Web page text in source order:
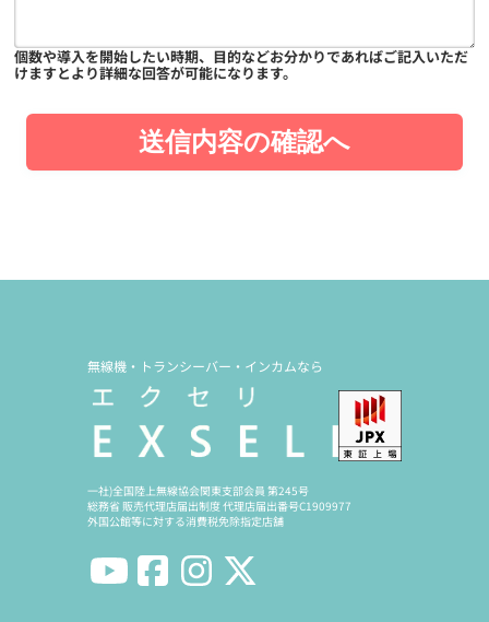
個数や導入を開始したい時期、目的などお分かりであればご記入いただ
けますとより詳細な回答が可能になります。
送信内容の確認へ
無線機・トランシーバー・インカムなら
一社)全国陸上無線協会関東支部会員 第245号
総務省 販売代理店届出制度 代理店届出番号C1909977
外国公館等に対する消費税免除指定店舗